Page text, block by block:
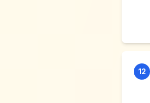
12